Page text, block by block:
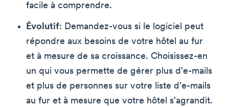
facile à comprendre.
Évolutif: Demandez-vous si le logiciel peut
répondre aux besoins de votre hôtel au fur
et à mesure de sa croissance. Choisissez-en
un qui vous permette de gérer plus d'e-mails
et plus de personnes sur votre liste d'e-mails
au fur et à mesure que votre hôtel s'agrandit.